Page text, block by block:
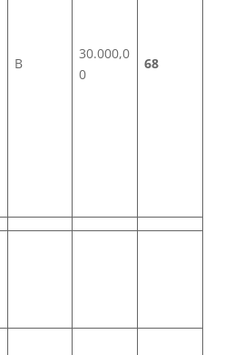
B
30.000,0
0
68